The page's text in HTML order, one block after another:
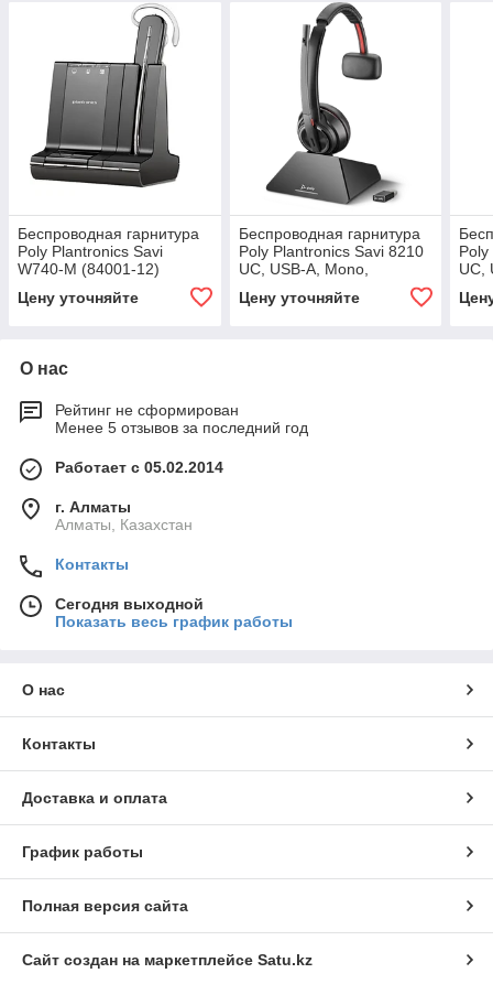
Беспроводная гарнитура
Poly Plantronics Savi
W740-M (84001-12)
Цену уточняйте
Беспроводная гарнитура
Poly Plantronics Savi 8210
UC, USB-A, Mono,
Цену уточняйте
UC,
О нас
Рейтинг не сформирован
Менее 5 отзывов за последний год
Работает с 05.02.2014
г. Алматы
Алматы, Казахстан
Контакты
Сегодня выходной
Показать весь график работы
О нас
Контакты
Доставка и оплата
График работы
Полная версия сайта
Сайт создан на маркетплейсе Satu.kz